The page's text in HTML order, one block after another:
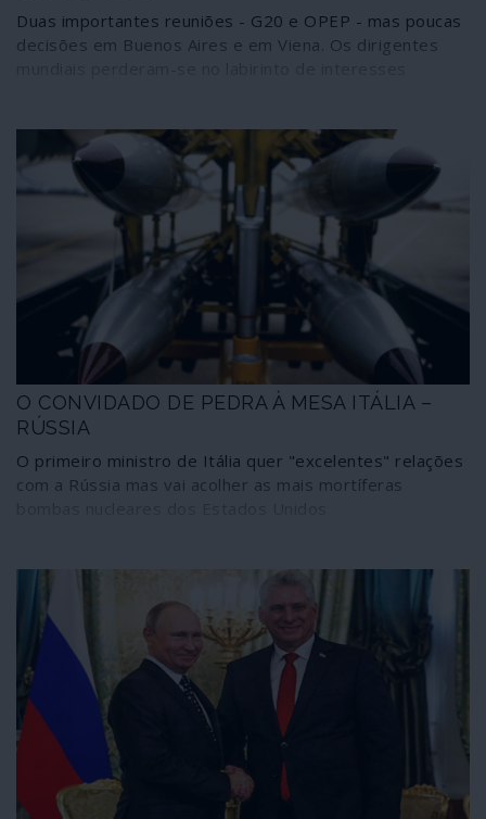
Duas importantes reuniões - G20 e OPEP - mas poucas
decisões em Buenos Aires e em Viena. Os dirigentes
O CONVIDADO DE PEDRA À MESA ITÁLIA –
RÚSSIA
O primeiro ministro de Itália quer "excelentes" relações
com a Rússia mas vai acolher as mais mortíferas